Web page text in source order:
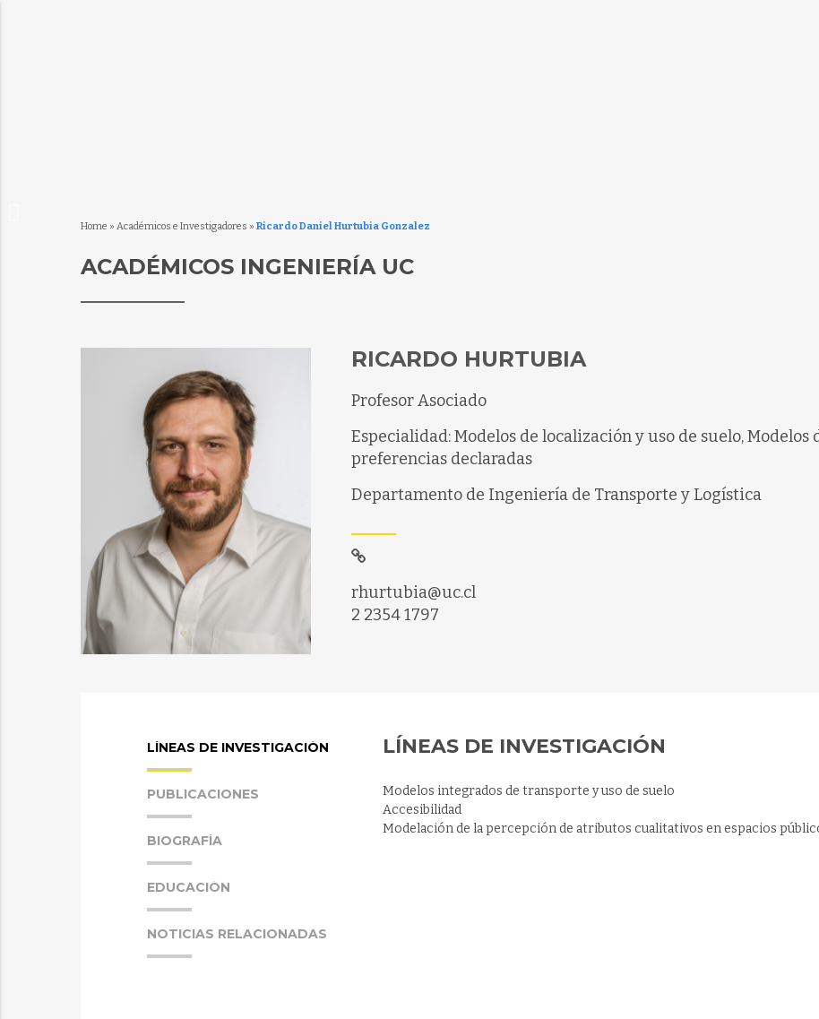
Home » Académicos e Investigadores » Ricardo Daniel Hurtubia Gonzalez
ACADÉMICOS INGENIERÍA UC
RICARDO HURTUBIA
Profesor Asociado
Especialidad: Modelos de localización y uso de suelo,
preferencias declaradas
Departamento de Ingeniería de Transporte y Logística
rhurtubia@uc.cl
2 2354 1797
LÍNEAS DE INVESTIGACIÓN
PUBLICACIONES
BIOGRAFÍA
EDUCACIÓN
NOTICIAS RELACIONADAS
LÍNEAS DE INVESTIGACIÓN
Modelos integrados de transporte y uso de suelo
Accesibilidad
Modelación de la percepción de atributos cualitativos en espacios